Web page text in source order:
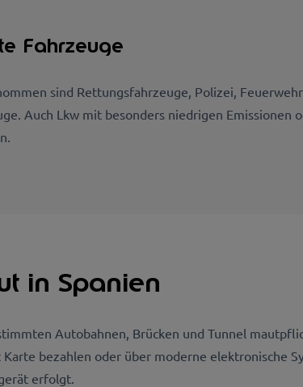
Fahrzeuge
sind Rettungsfahrzeuge, Polizei,
Auch Lkw mit besonders niedrigen
in Spanien
Autobahnen, Brücken und Tunnel
bezahlen oder über moderne elektronische
erfolgt.